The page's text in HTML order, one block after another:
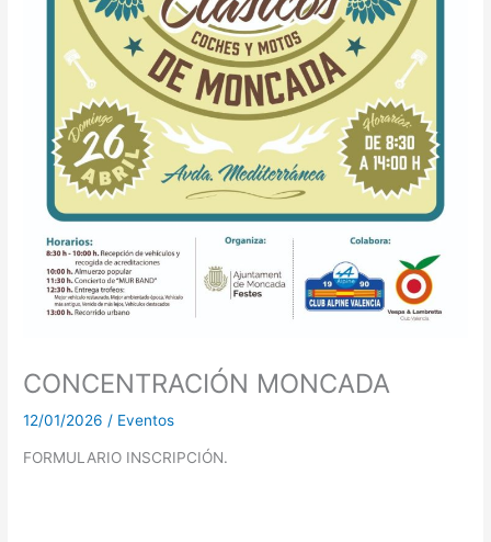
CONCENTRACIÓN MONCADA
12/01/2026 / Eventos
FORMULARIO INSCRIPCIÓN.